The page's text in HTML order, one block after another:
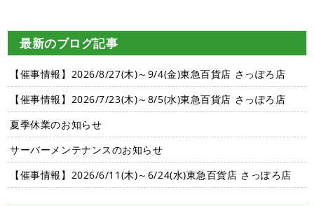
最新のブログ記事
【催事情報】2026/8/27(木)～9/4(金)東急百貨店 さっぽろ店
【催事情報】2026/7/23(木)～8/5(水)東急百貨店 さっぽろ店
夏季休業のお知らせ
サーバーメンテナンスのお知らせ
【催事情報】2026/6/11(木)～6/24(水)東急百貨店 さっぽろ店